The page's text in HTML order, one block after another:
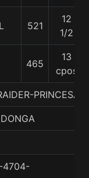
521
12
1/2
465
13
cpos
PRINCESA
-4704-